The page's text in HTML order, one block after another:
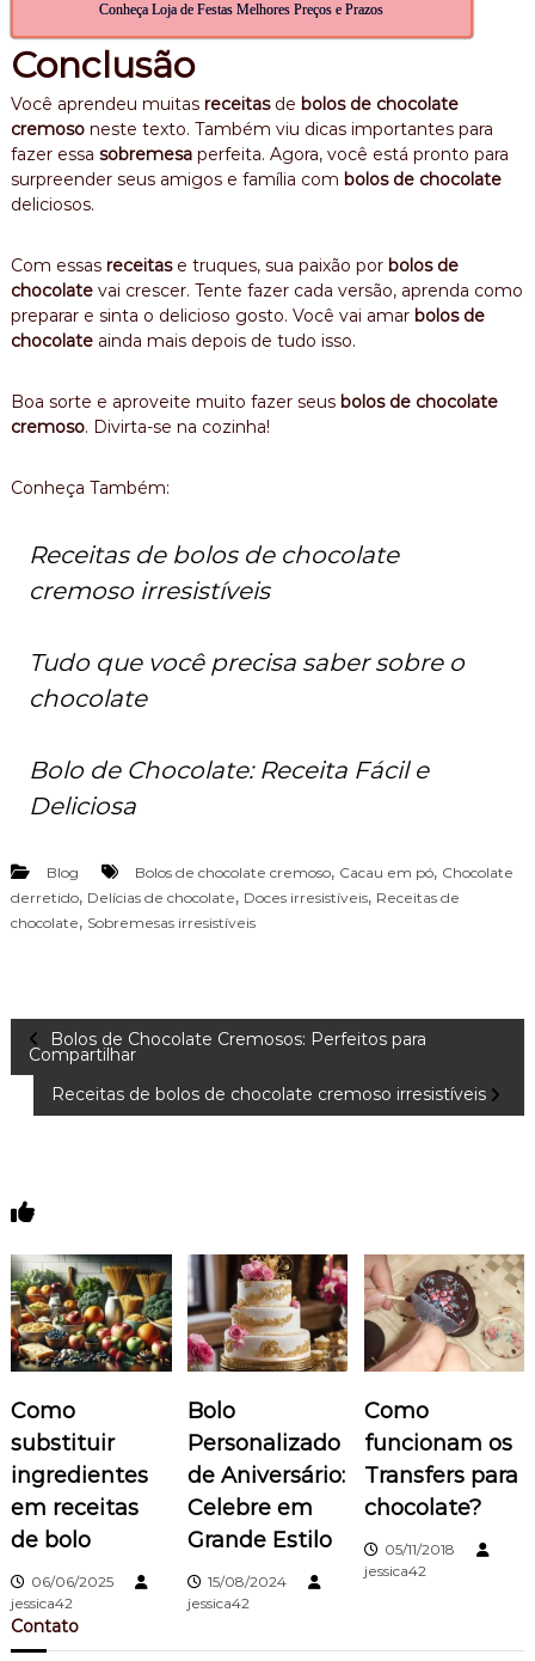
Conheça Loja de Festas Melhores Preços e Prazos
Conclusão
Você aprendeu muitas receitasde bolos de chocolate
cremosoneste texto. Também viu dicas importantes para
fazer essa sobremesaperfeita. Agora, você está pronto para
surpreender seus amigos e família com bolos de chocolate
deliciosos.
Com essas receitase truques, sua paixão por bolos de
chocolatevai crescer. Tente fazer cada versão, aprenda como
preparar e sinta o delicioso gosto. Você vai amar bolos de
chocolateainda mais depois de tudo isso.
Boa sorte e aproveite muito fazer seus bolos de chocolate
cremoso. Divirta-se na cozinha!
Conheça Também:
Receitas de bolos de chocolate
cremoso irresistíveis
Tudo que você precisa saber sobre o
chocolate
Bolo de Chocolate: Receita Fácil e
Deliciosa
Blog Bolos de chocolate cremoso, Cacau em pó, Chocolate
derretido, Delícias de chocolate, Doces irresistíveis, Receitas de
chocolate, Sobremesas irresistíveis
N
e
g
a
ç
ã
o
d
e
P
Bolos de Chocolate Cremosos: Perfeitos para
Compartilhar
Receitas de bolos de chocolate cremoso irresistíveis
Como
substituir
ingredientes
em receitas
de bolo
06/06/2025
jessica42
Bolo
Personalizado
de Aniversário:
Celebre em
Grande Estilo
15/08/2024
jessica42
Como
funcionam os
Transfers para
chocolate?
05/11/2018
jessica42
Contato